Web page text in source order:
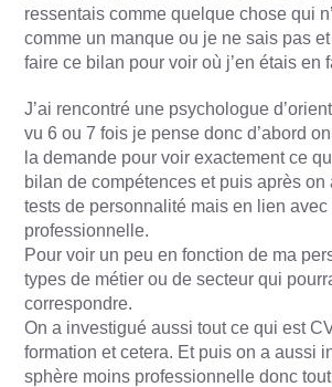
ressentais comme quelque chose qui
comme un manque ou je ne sais pas
faire ce bilan pour voir où j’en étais en
J’ai rencontré une psychologue
vu 6 ou 7 fois je pense donc d’abord
la demande pour voir exactement ce
bilan de compétences et puis après on
tests de personnalité mais en lien avec
professionnelle.
Pour voir un peu en fonction de ma
types de métier ou de secteur qui
correspondre.
On a investigué aussi tout ce qui est
formation et cetera. Et puis on a aussi
sphère moins professionnelle donc